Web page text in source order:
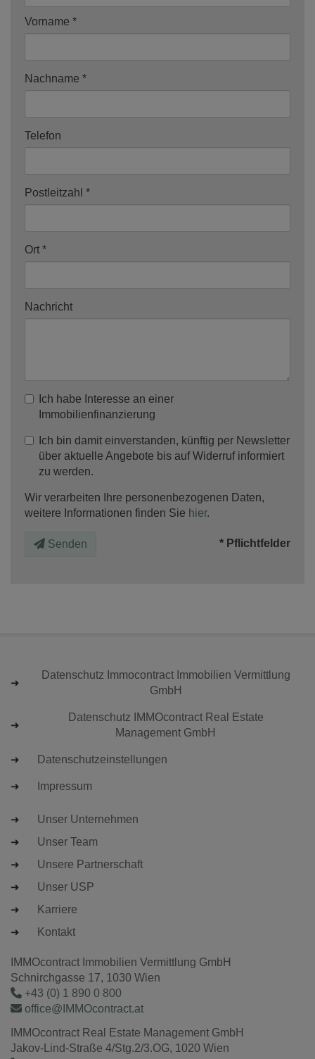
Vorname
Nachname
Telefon
Postleitzahl
Ort
Nachricht
Ich habe Interesse an einer
Immobilienfinanzierung
Ich bin damit einverstanden, künftig per Newsletter
über aktuelle Angebote bis auf Widerruf informiert
zu werden.
Wir verarbeiten Ihre personenbezogenen Daten,
weitere Informationen finden Sie hier.
Senden * Pflichtfelder
Datenschutz Immocontract Immobilien Vermittlung
GmbH
Datenschutz IMMOcontract Real Estate
Management GmbH
Datenschutzeinstellungen
Impressum
Unser Unternehmen
Unser Team
Unsere Partnerschaft
Unser USP
Karriere
Kontakt
IMMOcontract Immobilien Vermittlung GmbH
Schnirchgasse 17, 1030 Wien
+43 (0) 1 890 0 800
office@IMMOcontract.at
IMMOcontract Real Estate Management GmbH
Jakov-Lind-Straße 4/Stg.2/3.OG, 1020 Wien